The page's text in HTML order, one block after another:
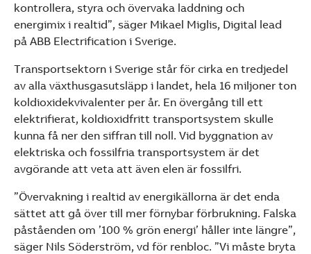
kontrollera, styra och övervaka laddning och
energimix i realtid”, säger Mikael Miglis, Digital lead
på ABB Electrification i Sverige.
Transportsektorn i Sverige står för cirka en tredjedel
av alla växthusgasutsläpp i landet, hela 16 miljoner ton
koldioxidekvivalenter per år. En övergång till ett
elektrifierat, koldioxidfritt transportsystem skulle
kunna få ner den siffran till noll. Vid byggnation av
elektriska och fossilfria transportsystem är det
avgörande att veta att även elen är fossilfri.
”Övervakning i realtid av energikällorna är det enda
sättet att gå över till mer förnybar förbrukning. Falska
påståenden om ’100 % grön energi’ håller inte längre”,
säger Nils Söderström, vd för renbloc. ”Vi måste bryta